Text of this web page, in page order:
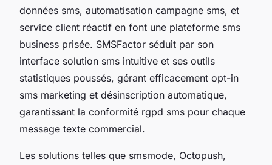
données sms, automatisation campagne sms, et
service client réactif en font une plateforme sms
business prisée. SMSFactor séduit par son
interface solution sms intuitive et ses outils
statistiques poussés, gérant efficacement opt-in
sms marketing et désinscription automatique,
garantissant la conformité rgpd sms pour chaque
message texte commercial.
Les solutions telles que smsmode, Octopush,